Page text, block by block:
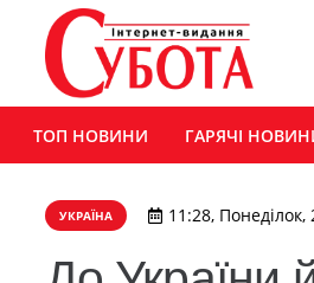
ТОП НОВИНИ ГАРЯЧІ
УКРАЇНА 11:28,